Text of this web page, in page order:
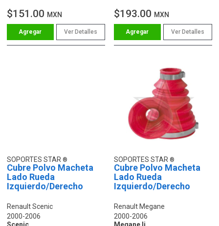
$151.00 MXN
Ver Detalles
$193.00 MXN
Ver Detalles
SOPORTES STAR
Cubre Polvo Macheta
Lado Rueda
Izquierdo/Derecho
Renault Scenic
2000-2006
Scenic
SOPORTES STAR
Cubre Polvo Macheta
Lado Rueda
Izquierdo/Derecho
Renault Megane
2000-2006
Megane Ii